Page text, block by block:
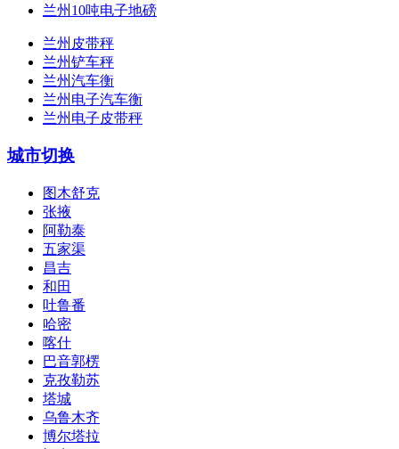
兰州10吨电子地磅
兰州皮带秤
兰州铲车秤
兰州汽车衡
兰州电子汽车衡
兰州电子皮带秤
城市切换
图木舒克
张掖
阿勒泰
五家渠
昌吉
和田
吐鲁番
哈密
喀什
巴音郭楞
克孜勒苏
塔城
乌鲁木齐
博尔塔拉